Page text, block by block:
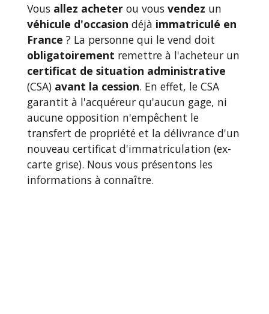
Vous allez acheter ou vous vendez un
véhicule d'occasion déjà immatriculé en
France ? La personne qui le vend doit
obligatoirement remettre à l'acheteur un
certificat de situation administrative
(CSA) avant la cession. En effet, le CSA
garantit à l'acquéreur qu'aucun gage, ni
aucune opposition n'empêchent le
transfert de propriété et la délivrance d'un
nouveau certificat d'immatriculation (ex-
carte grise). Nous vous présentons les
informations à connaître.